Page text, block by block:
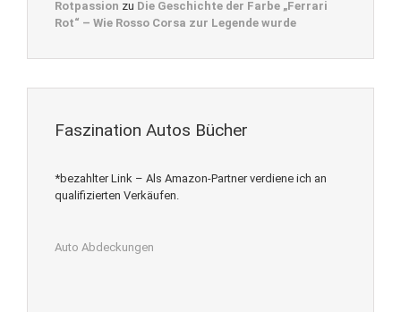
Rotpassion zu Die Geschichte der Farbe „Ferrari
Rot“ – Wie Rosso Corsa zur Legende wurde
Faszination Autos Bücher
*bezahlter Link – Als Amazon-Partner verdiene ich an
qualifizierten Verkäufen.
Auto Abdeckungen